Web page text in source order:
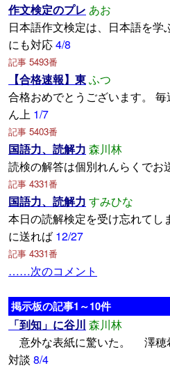
作文検定のプレ あお
日本語作文検定は、日本語を
にも対応4/8
記事 5493番
【合格速報】東ふつ
合格おめでとうございます。
ん上 1/7
記事 5403番
国語力、読解力 森川林
読検の解答は個別れんらくでお
記事 4331番
国語力、読解力 すみひな
本日の読解検定を受け忘れてし
に送れば 12/27
記事 4331番
……次のコメント
掲示板の記事1～10件
「到知」に谷川 森川林
意外な表紙に驚いた。 澤穂
対談 8/4